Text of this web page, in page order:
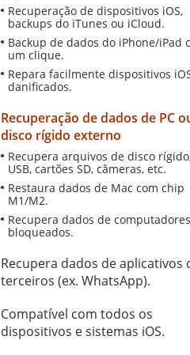
Recuperação de dispositivos iOS,
backups do iTunes ou iCloud.
Backup de dados do iPhone/iPad
um clique.
Repara facilmente dispositivos
danificados.
Recuperação de dados de PC
disco rígido externo
Recupera arquivos de disco
USB, cartões SD, câmeras, etc.
Restaura dados de Mac com chip
M1/M2.
Recupera dados de computadores
bloqueados.
Recupera dados de aplicativos
terceiros (ex. WhatsApp).
Compatível com todos os
dispositivos e sistemas iOS.